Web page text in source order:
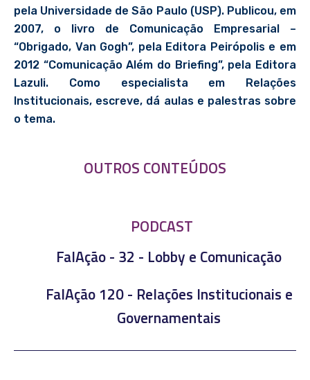
pela Universidade de São Paulo (USP). Publicou, em
2007, o livro de Comunicação Empresarial –
“Obrigado, Van Gogh”, pela Editora Peirópolis e em
2012 “Comunicação Além do Briefing”, pela Editora
Lazuli. Como especialista em Relações
Institucionais, escreve, dá aulas e palestras sobre
o tema.
OUTROS CONTEÚDOS
PODCAST
FalAção - 32 - Lobby e Comunicação
FalAção 120 - Relações Institucionais e
Governamentais